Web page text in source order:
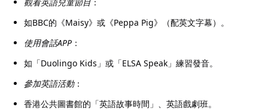
如BBC的《Maisy》或《Peppa Pig》（配英文字幕）。
使用會話APP ：
如「Duolingo Kids」或「ELSA Speak」練習發音。
參加英語活動：
香港公共圖書館的「英語故事時間」、英語戲劇班。